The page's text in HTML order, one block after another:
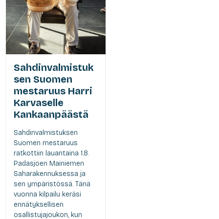
Sahdinvalmistuk
sen Suomen
mestaruus Harri
Karvaselle
Kankaanpäästä
Sahdinvalmistuksen
Suomen mestaruus
ratkottiin lauantaina 1.8.
Padasjoen Mainiemen
Saharakennuksessa ja
sen ympäristössä. Tänä
vuonna kilpailu keräsi
ennätyksellisen
osallistujajoukon, kun